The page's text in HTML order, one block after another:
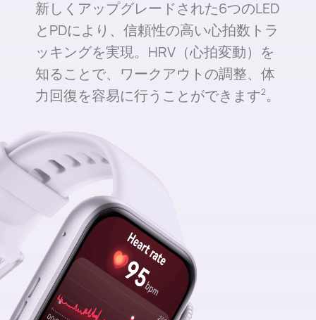
新しくアップグレードされた6つのLED
とPDにより、信頼性の高い心拍数トラ
ッキングを実現。HRV（心拍変動）を
知ることで、ワークアウトの調整、体
力回復を容易に行うことができます⁠2。